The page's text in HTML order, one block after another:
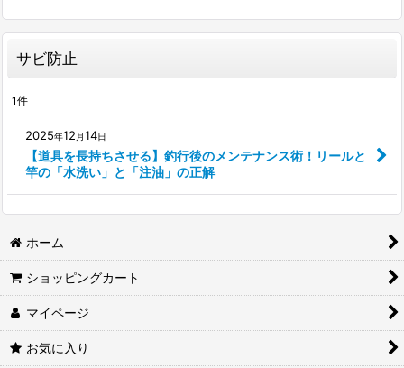
サビ防止
1件
2025年12 月14日
【道具を長持ちさせる】釣行後のメンテナンス術！リールと
竿の「水洗い」と「注油」の正解
ホーム
ショッピングカート
マイページ
お気に入り